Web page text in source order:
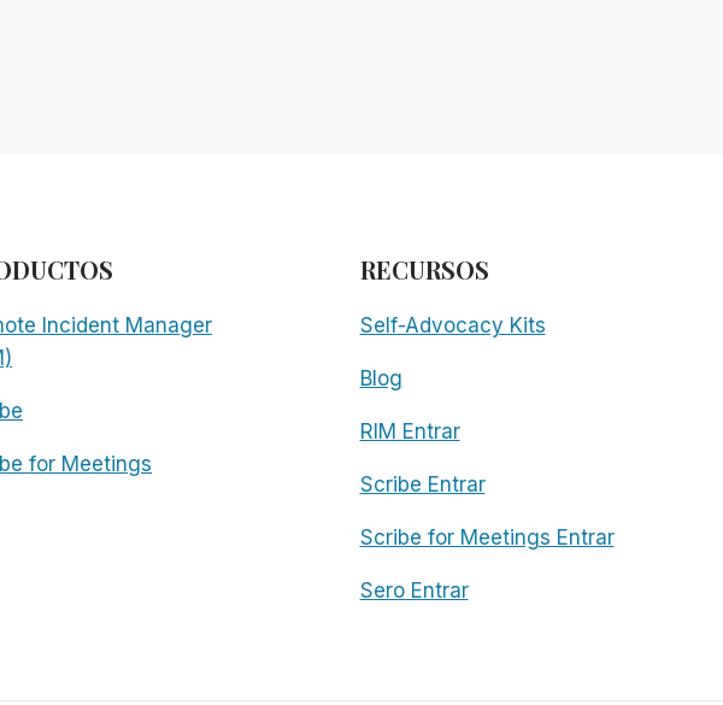
Incident Manager
for Meetings
RECURSOS
Self-Advocacy Kits
Blog
RIM Entrar
Scribe Entrar
Scribe for Meetings Entrar
Sero Entrar